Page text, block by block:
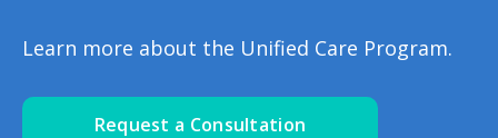
Learn more about the Unified Care Program.
Request a Consultation